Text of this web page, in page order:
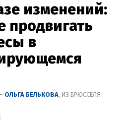
изменений:
продвигать
в
ОЛЬГА БЕЛЬКОВА, ИЗ БРЮССЕЛЯ